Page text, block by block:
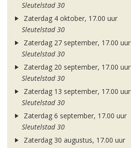
Sleutelstad 30
Zaterdag 4 oktober, 17.00 uur
Sleutelstad 30
Zaterdag 27 september, 17.00 uur
Sleutelstad 30
Zaterdag 20 september, 17.00 uur
Sleutelstad 30
Zaterdag 13 september, 17.00 uur
Sleutelstad 30
Zaterdag 6 september, 17.00 uur
Sleutelstad 30
Zaterdag 30 augustus, 17.00 uur